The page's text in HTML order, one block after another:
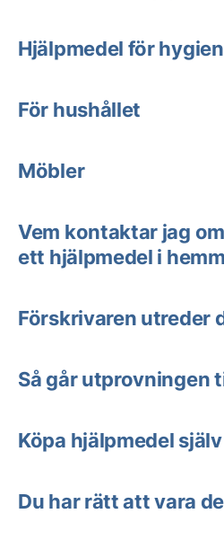
Hjälpmedel för hygien
För hushållet
Möbler
Vem kontaktar jag
ett hjälpmedel i
Förskrivaren utreder
Så går utprovningen
Köpa hjälpmedel själv
Du har rätt att vara